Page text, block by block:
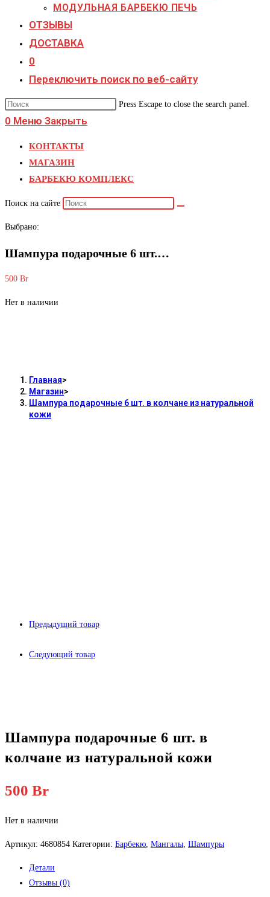
МОДУЛЬНАЯ БАРБЕКЮ ПЕЧЬ
ОТЗЫВЫ
ДОСТАВКА
0
Переключить поиск по веб-сайту
Press Escape to close the search panel.
0 Меню Закрыть
КОНТАКТЫ
МАГАЗИН
БАРБЕКЮ КОМПЛЕКС
Поиск на сайте
Выбрано:
Шампура подарочные 6 шт.…
500 Br
Нет в наличии
Главная>
Магазин>
Шампура подарочные 6 шт. в колчане из натуральной
кожи
Предыдущий товар
Следующий товар
Шампура подарочные 6 шт. в
колчане из натуральной кожи
500 Br
Нет в наличии
Артикул: 4680854 Категории: Барбекю, Мангалы, Шампуры
Детали
Отзывы (0)